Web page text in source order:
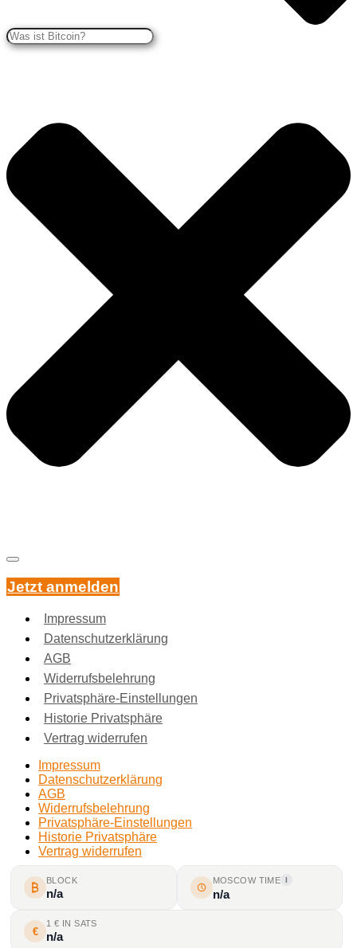
Jetzt anmelden
Impressum
Datenschutzerklärung
AGB
Widerrufsbelehrung
Privatsphäre-Einstellungen
Historie Privatsphäre
Vertrag widerrufen
Impressum
Datenschutzerklärung
AGB
Widerrufsbelehrung
Privatsphäre-Einstellungen
Historie Privatsphäre
Vertrag widerrufen
BLOCK
n/a
MOSCOW TIME I
n/a
€
1 € IN SATS
n/a